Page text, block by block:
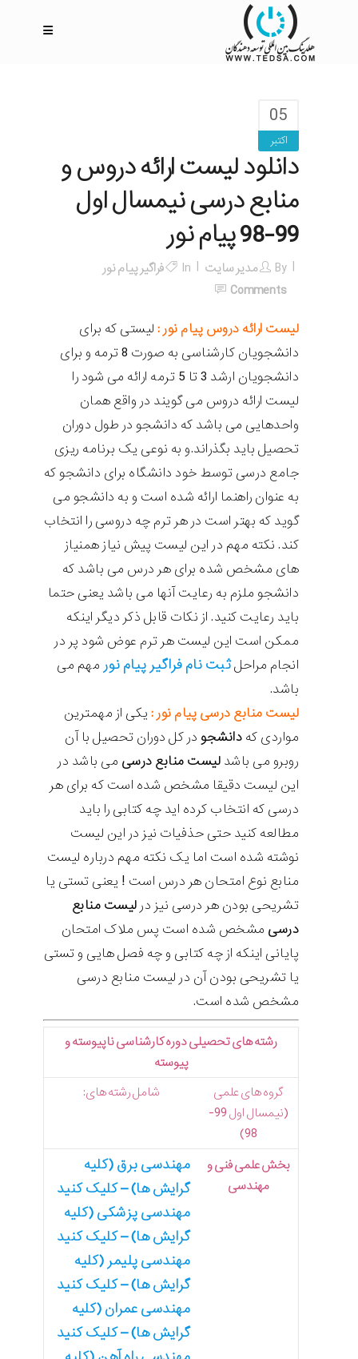
05
اکتبر
دانلود لیست ارائه دروس و
منابع درسی نیمسال اول
99-98 پیام نور
By مدیر سایت In
فراگیر پیام نور
Comments
لیست ارائه دروس پیام نور : لیستی که برای
دانشجویان کارشناسی به صورت 8 ترمه و برای
دانشجویان ارشد 3 تا 5 ترمه ارائه می شود را
لیست ارائه دروس می گویند در واقع همان
واحدهایی می باشد که دانشجو در طول دوران
تحصیل باید بگذراند.و به نوعی یک برنامه ریزی
جامع درسی توسط خود دانشگاه برای دانشجو که
به عنوان راهنما ارائه شده است و به دانشجو می
گوید که بهتر است در هر ترم چه دروسی را انتخاب
کند. نکته مهم در این لیست پیش نیاز همنیاز
های مشخص شده برای هر درس می باشد که
دانشجو ملزم به رعایت آنها می باشد یعنی حتما
باید رعایت کنید. از نکات قابل ذکر دیگر اینکه
ممکن است این لیست هر ترم عوض شود پر در
انجام مراحلثبت نام فراگیر پیام نور مهم می
باشد.
لیست منابع درسی پیام نور : یکی از مهمترین
مواردی که دانشجو در کل دوران تحصیل با آن
روبرو می باشد لیست منابع درسی می باشد در
این لیست دقیقا مشخص شده است که برای هر
درسی که انتخاب کرده اید چه کتابی را باید
مطالعه کنید حتی حذفیات نیز در این لیست
نوشته شده است اما یک نکته مهم درباره لیست
منابع نوع امتحان هر درس است ! یعنی تستی یا
تشریحی بودن هر درسی نیز در لیست منابع
درسی مشخص شده است پس ملاک امتحان
پایانی اینکه از چه کتابی و چه فصل هایی و تستی
یا تشریحی بودن آن در لیست منابع درسی
مشخص شده است.
رشته های تحصیلی دوره کارشناسی ناپیوسته و
پیوسته
گروه های علمی
(نیمسال اول 99-
98)
شامل رشته های:
بخش علمی فنی و
مهندسی
مهندسی برق (کلیه
گرایش ها) – کلیک کنید
مهندسی پزشکی (کلیه
گرایش ها) – کلیک کنید
مهندسی پلیمر (کلیه
گرایش ها) – کلیک کنید
مهندسی عمران (کلیه
گرایش ها) – کلیک کنید